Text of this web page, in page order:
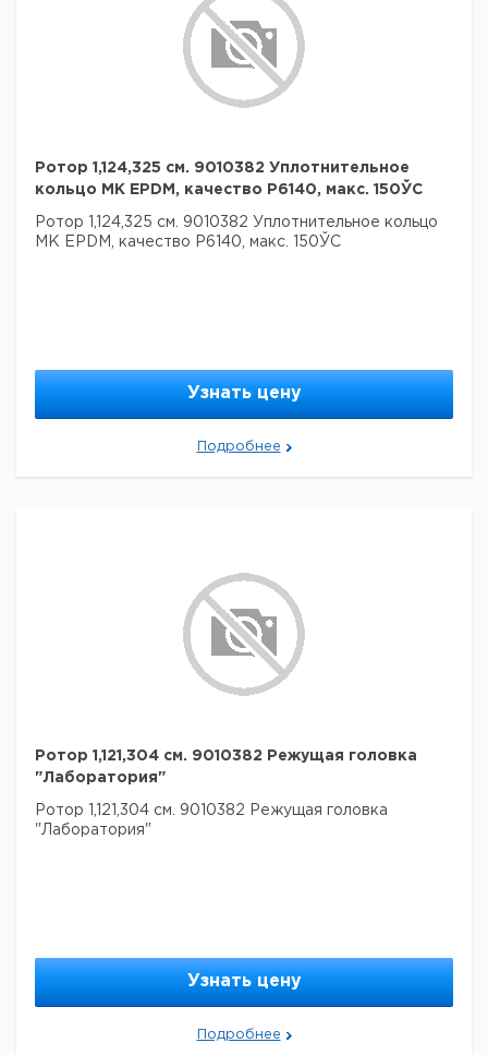
Ротор 1,124,325 см. 9010382 Уплотнительное
кольцо MK EPDM, качество P6140, макс. 150ЎC
Ротор 1,124,325 см. 9010382 Уплотнительное кольцо
MK EPDM, качество P6140, макс. 150ЎC
Узнать цену
Подробнее
Ротор 1,121,304 см. 9010382 Режущая головка
"Лаборатория"
Ротор 1,121,304 см. 9010382 Режущая головка
"Лаборатория"
Узнать цену
Подробнее